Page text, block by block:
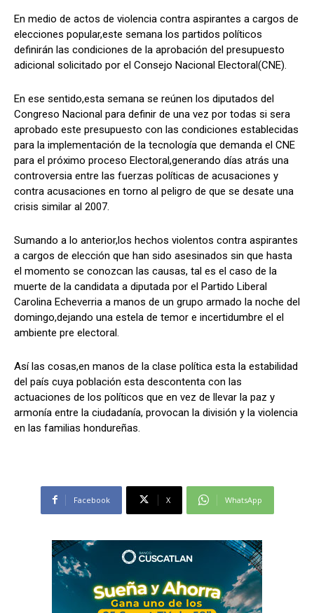
Comparta
Facebook X WhatsApp
Síganos
Comparta
Facebook X WhatsApp
Síganos
En medio de actos de violencia contra aspirantes a cargos de
elecciones popular,este semana los partidos políticos
definirán las condiciones de la aprobación del presupuesto
adicional solicitado por el Consejo Nacional Electoral(CNE).
En ese sentido,esta semana se reúnen los diputados del
Congreso Nacional para definir de una vez por todas si sera
aprobado este presupuesto con las condiciones establecidas
para la implementación de la tecnología que demanda el CNE
para el próximo proceso Electoral,generando días atrás una
controversia entre las fuerzas políticas de acusaciones y
contra acusaciones en torno al peligro de que se desate una
crisis similar al 2007.
Sumando a lo anterior,los hechos violentos contra aspirantes
a cargos de elección que han sido asesinados sin que hasta
el momento se conozcan las causas, tal es el caso de la
muerte de la candidata a diputada por el Partido Liberal
Carolina Echeverria a manos de un grupo armado la noche del
domingo,dejando una estela de temor e incertidumbre el el
ambiente pre electoral.
Así las cosas,en manos de la clase política esta la estabilidad
del país cuya población esta descontenta con las
actuaciones de los políticos que en vez de llevar la paz y
armonía entre la ciudadanía, provocan la división y la violencia
en las familias hondureñas.
Facebook X WhatsApp